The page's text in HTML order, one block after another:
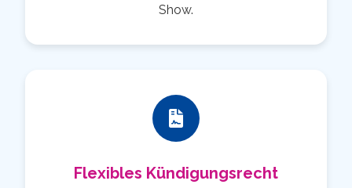
Show.
Flexibles Kündigungsrecht